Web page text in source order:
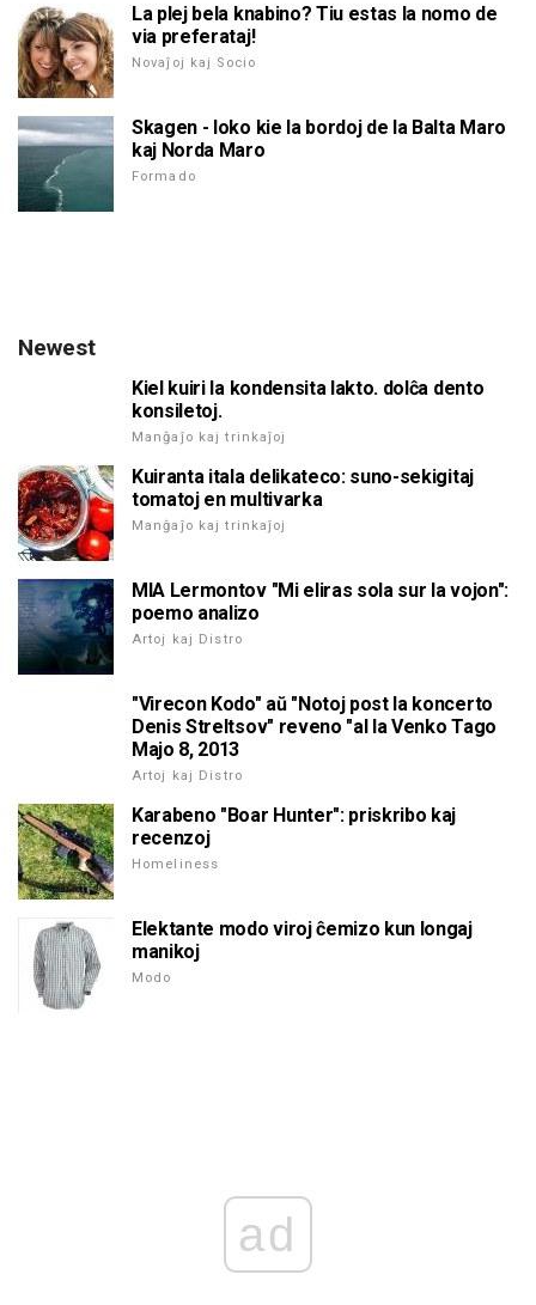
La plej bela knabino? Tiu estas la nomo de
via preferataj!
Novaĵoj kaj Socio
Skagen - loko kie la bordoj de la Balta Maro
kaj Norda Maro
Formado
Newest
Kiel kuiri la kondensita lakto. dolĉa dento
konsiletoj.
Manĝaĵo kaj trinkaĵoj
Kuiranta itala delikateco: suno-sekigitaj
tomatoj en multivarka
Manĝaĵo kaj trinkaĵoj
MIA Lermontov "Mi eliras sola sur la vojon":
poemo analizo
Artoj kaj Distro
"Virecon Kodo" aŭ "Notoj post la koncerto
Denis Streltsov" reveno "al la Venko Tago
Majo 8, 2013
Artoj kaj Distro
Karabeno "Boar Hunter": priskribo kaj
recenzoj
Homeliness
Elektante modo viroj ĉemizo kun longaj
manikoj
Modo
ad